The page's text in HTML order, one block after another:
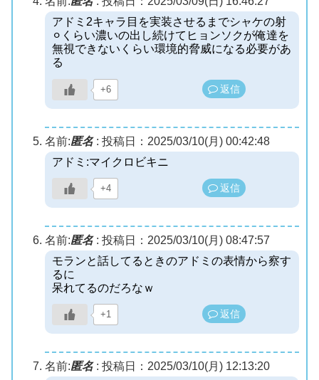
アドミ2キャラ目を実装させるまでシャケの射
⚪︎くらい濃いの出し続けてヒョンソクが俺達を
無視できないくらい環境的脅威になる必要があ
る
+6 返信
名前:匿名: 投稿日：2025/03/10(月) 00:42:48
アドミ:マイクロビキニ
+4 返信
名前:匿名: 投稿日：2025/03/10(月) 08:47:57
モランと話してるときのアドミの表情から察す
るに
呆れてるのだろなｗ
+1 返信
名前:匿名: 投稿日：2025/03/10(月) 12:13:20